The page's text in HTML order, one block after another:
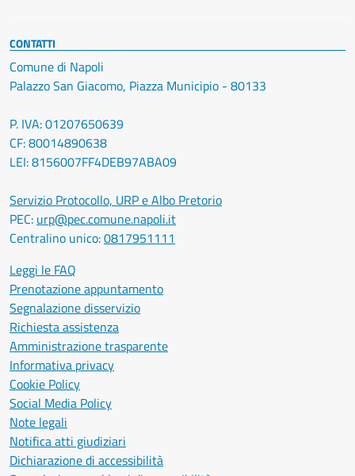
CONTATTI
Comune di Napoli
Palazzo San Giacomo, Piazza Municipio - 80133
P. IVA: 01207650639
CF: 80014890638
LEI: 8156007FF4DEB97ABA09
Servizio Protocollo, URP e Albo Pretorio
PEC: urp@pec.comune.napoli.it
Centralino unico:0817951111
Leggi le FAQ
Prenotazione appuntamento
Segnalazione disservizio
Richiesta assistenza
Amministrazione trasparente
Informativa privacy
Cookie Policy
Social Media Policy
Note legali
Notifica atti giudiziari
Dichiarazione di accessibilità